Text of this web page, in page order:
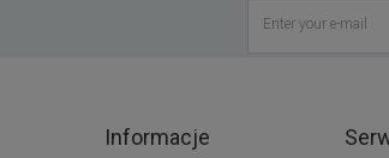
Informacje